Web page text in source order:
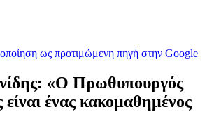
ως προτιμώμενη πηγή στην Google
«Ο Πρωθυπουργός
ένας κακομαθημένος